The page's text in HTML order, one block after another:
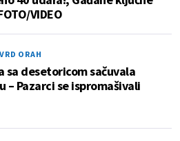
VIDEO
ORAH
sa desetoricom sačuvala
– Pazarci se ispromašivali